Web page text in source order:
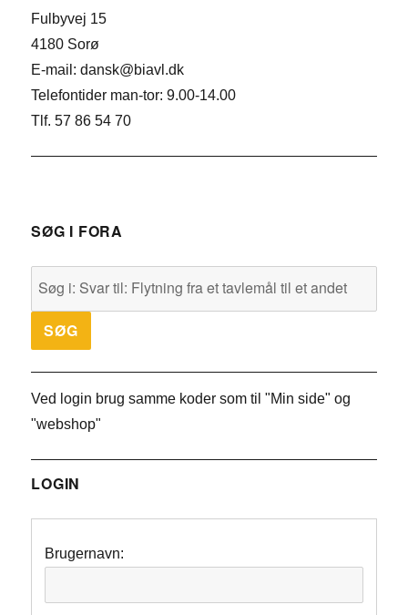
Fulbyvej 15
4180 Sorø
E-mail: dansk@biavl.dk
Telefontider man-tor: 9.00-14.00
Tlf. 57 86 54 70
SØG I FORA
Ved login brug samme koder som til "Min side" og
"webshop"
LOGIN
Brugernavn: